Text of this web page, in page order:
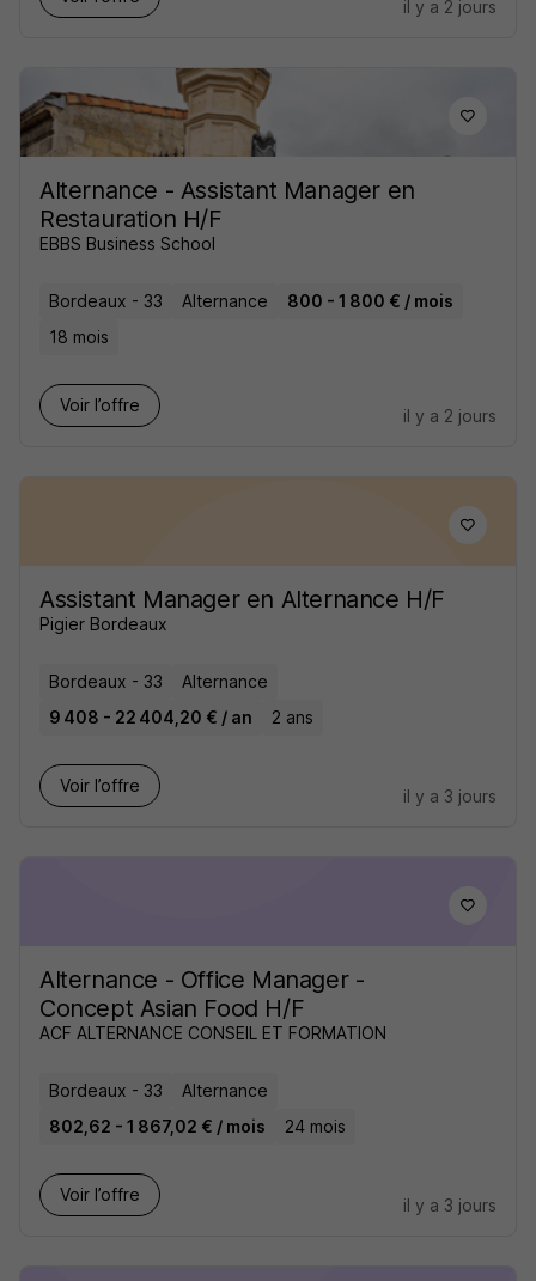
il y a 2 jours
Alternance - Assistant Manager en
Restauration H/F
EBBS Business School
Bordeaux - 33 Alternance
800 - 1 800 € / mois
18 mois
Voir l’offre
il y a 2 jours
Assistant Manager en Alternance H/F
Pigier Bordeaux
Bordeaux - 33
Alternance
9 408 - 22 404,20 € / an
2 ans
Voir l’offre
il y a 3 jours
Alternance - Office Manager -
Concept Asian Food H/F
ACF ALTERNANCE CONSEIL ET FORMATION
Bordeaux - 33
Alternance
802,62 - 1 867,02 € / mois
24 mois
Voir l’offre
il y a 3 jours